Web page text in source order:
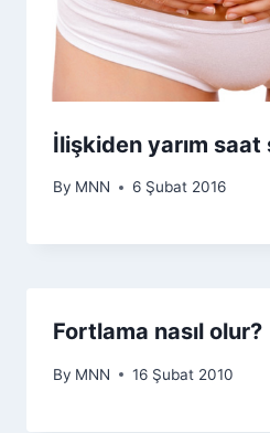
İlişkiden yarım
By MNN 6 Şubat 2016
Fortlama nasıl olur?
By MNN 16 Şubat 2010